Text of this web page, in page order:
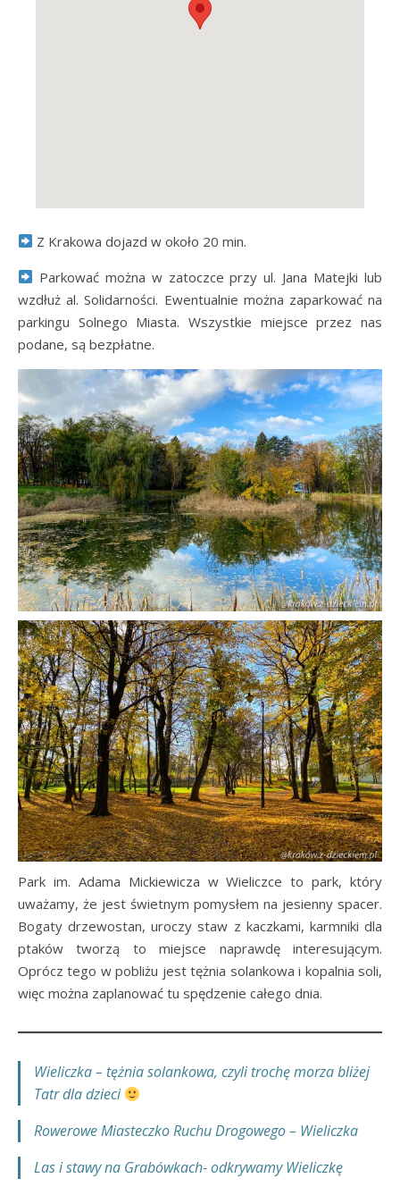
Z Krakowa dojazd w około 20 min.
Parkować można w zatoczce przy ul. Jana Matejki lub
wzdłuż al. Solidarności. Ewentualnie można zaparkować na
parkingu Solnego Miasta. Wszystkie miejsce przez nas
podane, są bezpłatne.
Park im. Adama Mickiewicza w Wieliczce to park, który
uważamy, że jest świetnym pomysłem na jesienny spacer.
Bogaty drzewostan, uroczy staw z kaczkami, karmniki dla
ptaków tworzą to miejsce naprawdę interesującym.
Oprócz tego w pobliżu jest tężnia solankowa i kopalnia soli,
więc można zaplanować tu spędzenie całego dnia.
Wieliczka – tężnia solankowa, czyli trochę morza bliżej
Tatr dla dzieci
Rowerowe Miasteczko Ruchu Drogowego – Wieliczka
Las i stawy na Grabówkach- odkrywamy Wieliczkę